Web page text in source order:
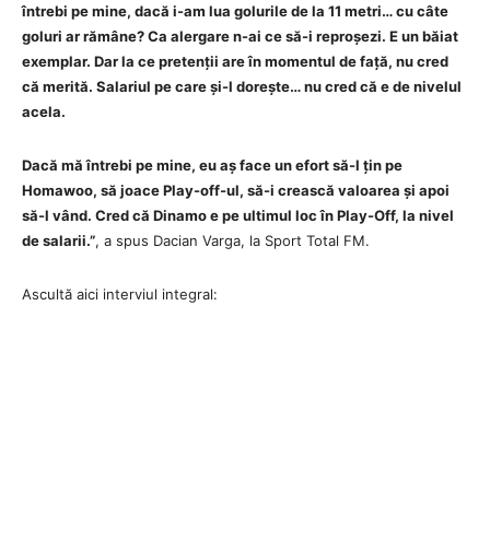
întrebi pe mine, dacă i-am lua golurile de la 11 metri… cu câte
goluri ar rămâne? Ca alergare n-ai ce să-i reproșezi. E un băiat
exemplar. Dar la ce pretenții are în momentul de față, nu cred
că merită. Salariul pe care și-l dorește… nu cred că e de nivelul
acela.
Dacă mă întrebi pe mine, eu aș face un efort să-l țin pe
Homawoo, să joace Play-off-ul, să-i crească valoarea și apoi
să-l vând. Cred că Dinamo e pe ultimul loc în Play-Off, la nivel
de salarii.”, a spus Dacian Varga, la Sport Total FM.
Ascultă aici interviul integral: